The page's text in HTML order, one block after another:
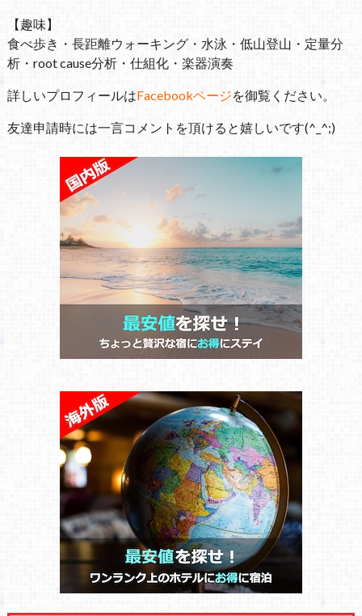
【趣味】
食べ歩き・長距離ウォーキング・水泳・低山登山・定量分
析・root cause分析・仕組化・楽器演奏
詳しいプロフィールはFacebookページを御覧ください。
友達申請時には一言コメントを頂けると嬉しいです(^_^;)